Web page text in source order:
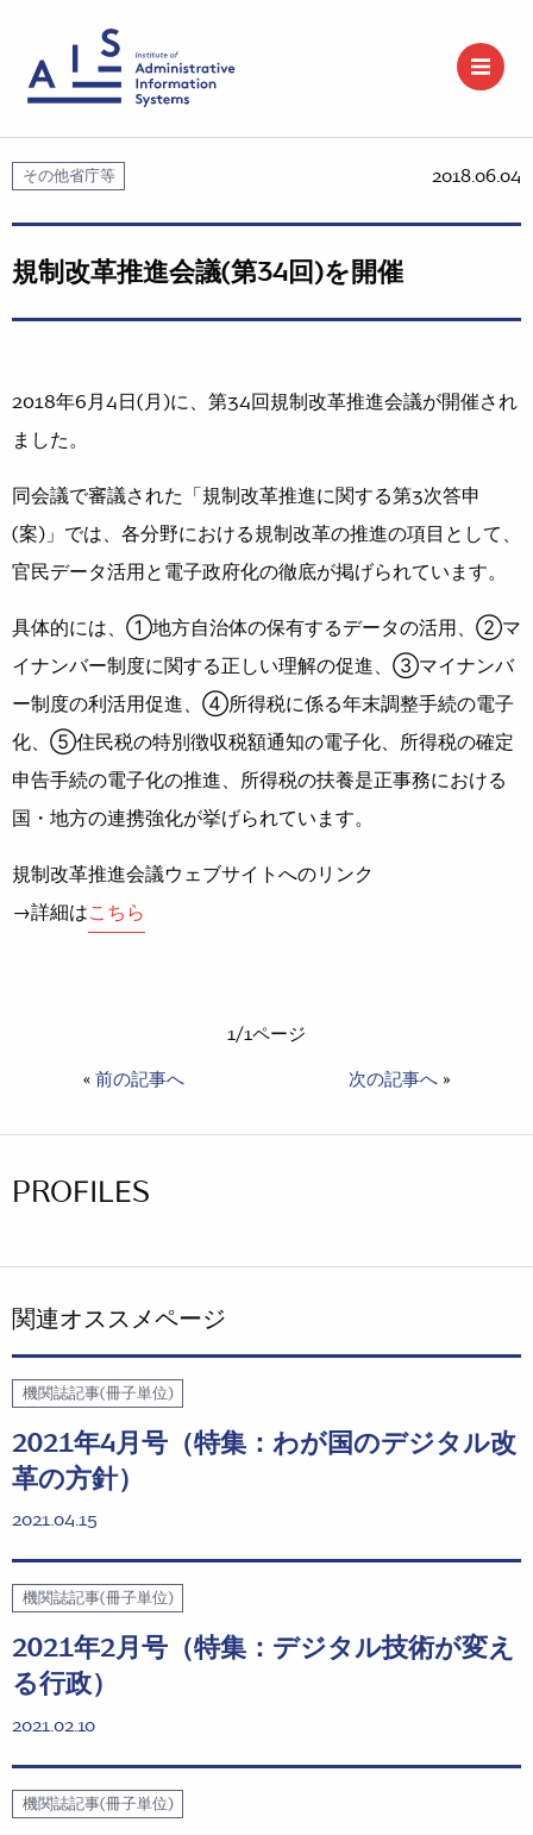
その他省庁等 2018.06.04
規制改革推進会議(第34回)を開催
2018年6月4日(月)に、第34回規制改革推進会議が開催され
ました。
同会議で審議された「規制改革推進に関する第3次答申
(案)」では、各分野における規制改革の推進の項目として、
官民データ活用と電子政府化の徹底が掲げられています。
具体的には、①地方自治体の保有するデータの活用、②マ
イナンバー制度に関する正しい理解の促進、③マイナンバ
ー制度の利活用促進、④所得税に係る年末調整手続の電子
化、⑤住民税の特別徴収税額通知の電子化、所得税の確定
申告手続の電子化の推進、所得税の扶養是正事務における
国・地方の連携強化が挙げられています。
規制改革推進会議ウェブサイトへのリンク
→詳細はこちら
1/1ページ
« 前の記事へ 次の記事へ »
PROFILES
関連オススメページ
機関誌記事(冊子単位)
2021年4月号（特集：わが国のデジタル改
革の方針）
2021.04.15
機関誌記事(冊子単位)
2021年2月号（特集：デジタル技術が変え
る行政）
2021.02.10
機関誌記事(冊子単位)